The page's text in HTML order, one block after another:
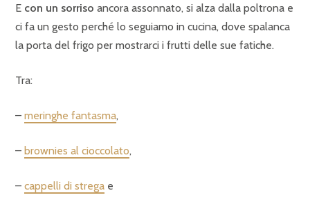
E con un sorriso ancora assonnato, si alza dalla poltrona e
ci fa un gesto perché lo seguiamo in cucina, dove spalanca
la porta del frigo per mostrarci i frutti delle sue fatiche.
Tra:
– meringhe fantasma,
– brownies al cioccolato,
– cappelli di strega e